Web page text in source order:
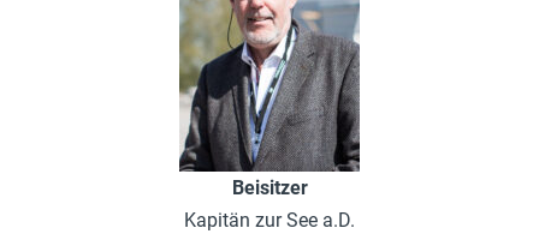
Beisitzer
Kapitän zur See a.D.